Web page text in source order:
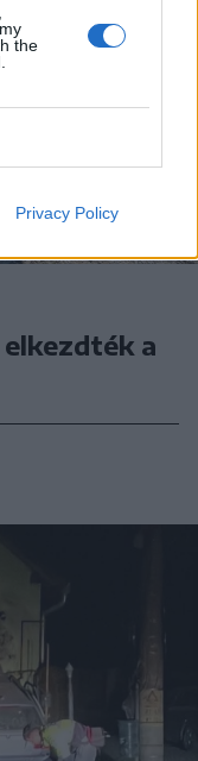
the
Privacy Policy
a